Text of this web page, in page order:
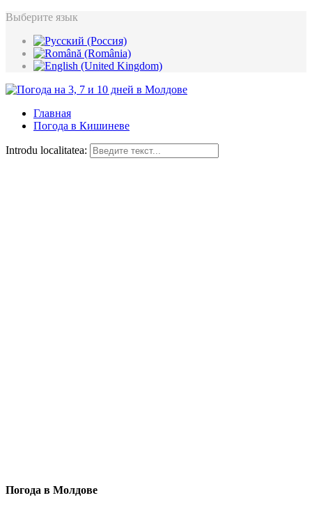
Выберите язык
Главная
Погода в Кишиневе
Introdu localitatea:
Погода в Молдове